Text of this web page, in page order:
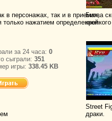
в персонажах, так и в приемах,
нажатием определенной
за 24 часа: 0
сыграли: 351
игры: 338.45 KB
Битва
Street
драки.